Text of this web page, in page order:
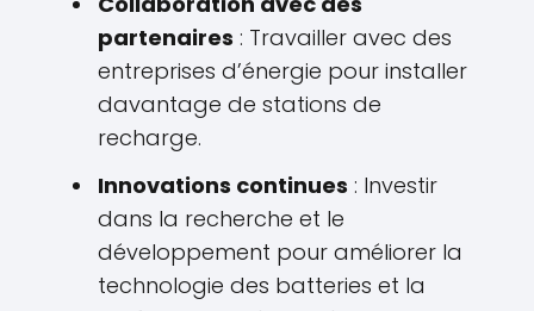
partenaires : Travailler avec des
entreprises d’énergie pour installer
davantage de stations de
recharge.
Innovations continues : Investir
dans la recherche et le
développement pour améliorer la
technologie des batteries et la